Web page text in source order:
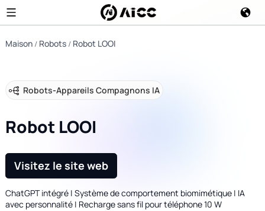
Maison Robots Robot LOOI
Robots-Appareils Compagnons IA
Robot LOOI
Visitez le site web
ChatGPT intégré | Système de comportement biomimétique | IA
avec personnalité | Recharge sans fil pour téléphone 10 W